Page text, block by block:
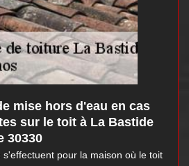
mise hors d'eau en cas
sur le toit à La Bastide
30330
pour la maison où le toit